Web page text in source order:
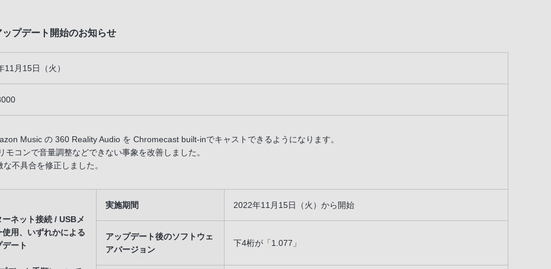
プデート開始のお知らせ
11月15日（火）
Music の 360 Reality Audio を Chromecast built-inでキャストできるようになります。
モコンで音量調整などできない事象を改善しました。
な不具合を修正しました。
ーネット接続 / USBメ
使用、いずれかによる
デート
実施期間 2022年11月15日（火）から開始
アップデート後のソフトウェ
アバージョン
下4桁が「1.077」